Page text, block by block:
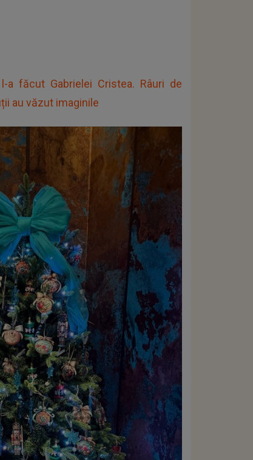
a făcut Gabrielei Cristea. Râuri de
au văzut imaginile